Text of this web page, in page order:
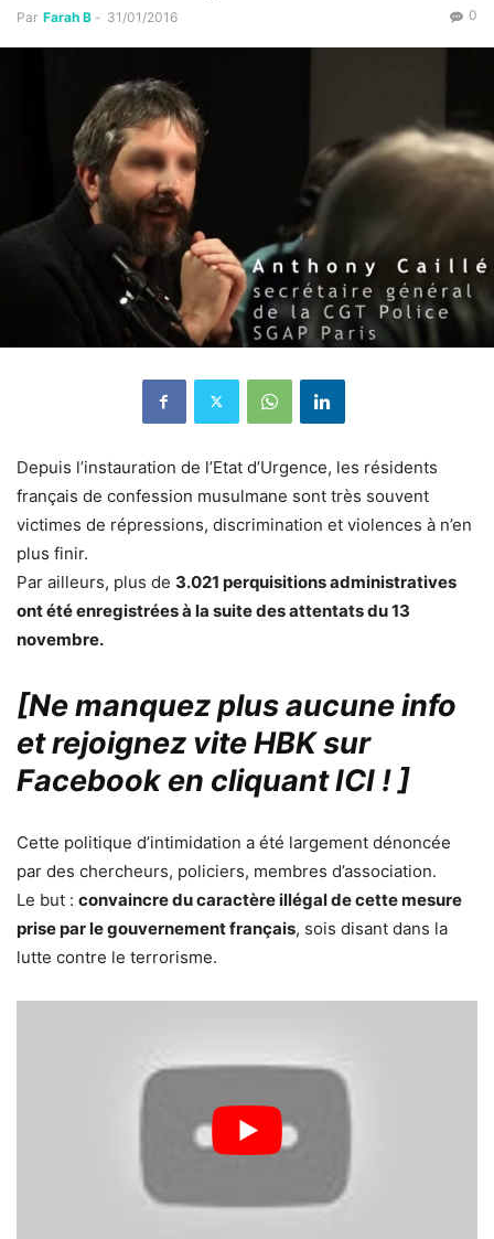
Par Farah B - 31/01/2016 0
Depuis l’instauration de l’Etat d’Urgence, les résidents
français de confession musulmane sont très souvent
victimes de répressions, discrimination et violences à n’en
plus finir.
Par ailleurs, plus de 3.021 perquisitions administratives
ont été enregistrées à la suite des attentats du 13
novembre.
[Ne manquez plus aucune info
et rejoignez vite HBK sur
Facebook en cliquant ICI !]
Cette politique d’intimidation a été largement dénoncée
par des chercheurs, policiers, membres d’association.
Le but : convaincre du caractère illégal de cette mesure
prise par le gouvernement français, sois disant dans la
lutte contre le terrorisme.